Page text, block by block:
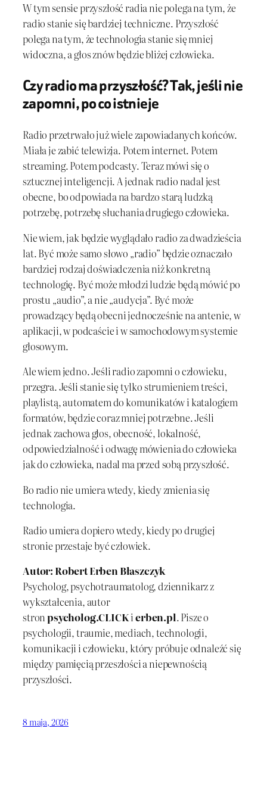
W tym sensie przyszłość radia nie polega na tym, że
radio stanie się bardziej techniczne. Przyszłość
polega na tym, że technologia stanie się mniej
widoczna, a głos znów będzie bliżej człowieka.
Czy radio ma przyszłość? Tak, jeśli nie
zapomni, po co istnieje
Radio przetrwało już wiele zapowiadanych końców.
Miała je zabić telewizja. Potem internet. Potem
streaming. Potem podcasty. Teraz mówi się o
sztucznej inteligencji. A jednak radio nadal jest
obecne, bo odpowiada na bardzo starą ludzką
potrzebę, potrzebę słuchania drugiego człowieka.
Nie wiem, jak będzie wyglądało radio za dwadzieścia
lat. Być może samo słowo „radio” będzie oznaczało
bardziej rodzaj doświadczenia niż konkretną
technologię. Być może młodzi ludzie będą mówić po
prostu „audio”, a nie „audycja”. Być może
prowadzący będą obecni jednocześnie na antenie, w
aplikacji, w podcaście i w samochodowym systemie
głosowym.
Ale wiem jedno. Jeśli radio zapomni o człowieku,
przegra. Jeśli stanie się tylko strumieniem treści,
playlistą, automatem do komunikatów i katalogiem
formatów, będzie coraz mniej potrzebne. Jeśli
jednak zachowa głos, obecność, lokalność,
odpowiedzialność i odwagę mówienia do człowieka
jak do człowieka, nadal ma przed sobą przyszłość.
Bo radio nie umiera wtedy, kiedy zmienia się
technologia.
Radio umiera dopiero wtedy, kiedy po drugiej
stronie przestaje być człowiek.
Autor: Robert Erben Błaszczyk
Psycholog, psychotraumatolog, dziennikarz z
wykształcenia, autor
stronpsycholog.CLICKierben.pl. Pisze o
psychologii, traumie, mediach, technologii,
komunikacji i człowieku, który próbuje odnaleźć się
między pamięcią przeszłości a niepewnością
przyszłości.
8 maja, 2026